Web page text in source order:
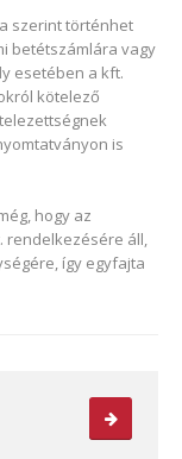
szerint történhet
betétszámlára vagy
esetében a kft.
kötelező
is
hogy az
rendelkezésére áll,
így egyfajta